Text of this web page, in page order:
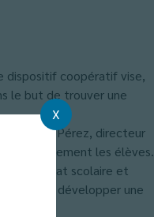
X
dispositif coopératif vise,
le but de trouver une
David Pérez, directeur
véritablement les élèves.
le climat scolaire et
et développer une